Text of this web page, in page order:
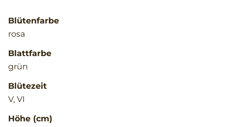
Blütenfarbe
rosa
Blattfarbe
grün
Blütezeit
V, VI
Höhe (cm)